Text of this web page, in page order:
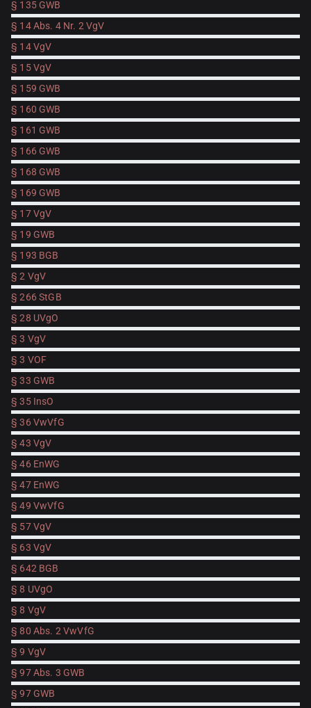
§ 135 GWB
§ 14 Abs. 4 Nr. 2 VgV
§ 14 VgV
§ 15 VgV
§ 159 GWB
§ 160 GWB
§ 161 GWB
§ 166 GWB
§ 168 GWB
§ 169 GWB
§ 17 VgV
§ 19 GWB
§ 193 BGB
§ 2 VgV
§ 266 StGB
§ 28 UVgO
§ 3 VgV
§ 3 VOF
§ 33 GWB
§ 35 InsO
§ 36 VwVfG
§ 43 VgV
§ 46 EnWG
§ 47 EnWG
§ 49 VwVfG
§ 57 VgV
§ 63 VgV
§ 642 BGB
§ 8 UVgO
§ 8 VgV
§ 80 Abs. 2 VwVfG
§ 9 VgV
§ 97 Abs. 3 GWB
§ 97 GWB